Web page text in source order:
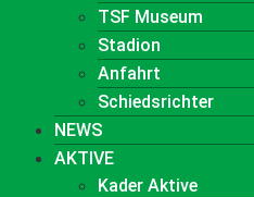
TSF Museum
Stadion
Anfahrt
Schiedsrichter
NEWS
AKTIVE
Kader Aktive